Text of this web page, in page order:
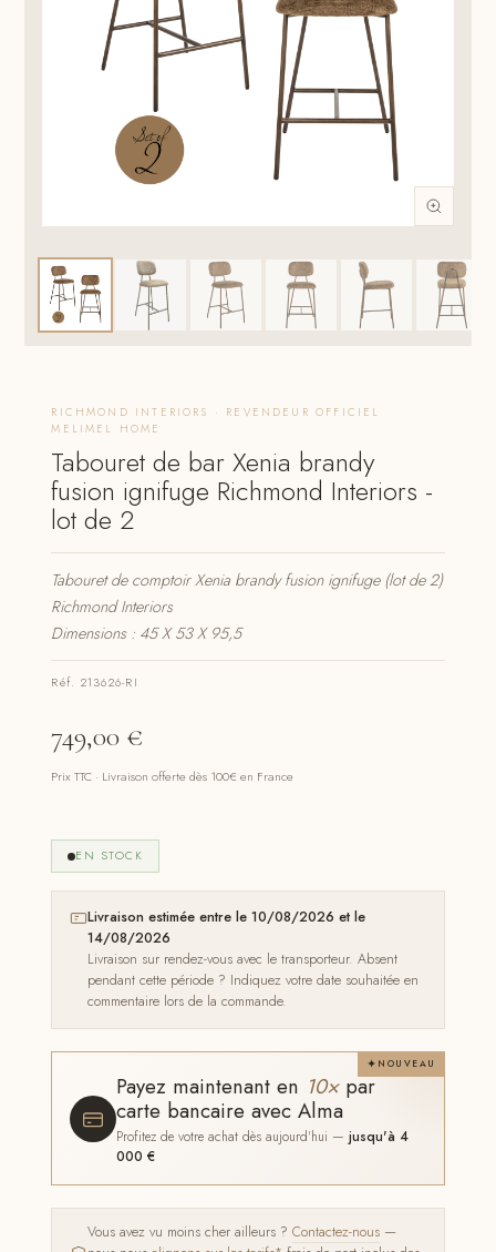
RICHMOND INTERIORS · REVENDEUR OFFICIEL
MELIMEL HOME
Tabouret de bar Xenia brandy
fusion ignifuge Richmond Interiors -
lot de 2
Tabouret de comptoir Xenia brandy fusion ignifuge (lot de 2)
Richmond Interiors
Dimensions : 45 X 53 X 95,5
Réf. 213626-RI
749,00 €
Prix TTC · Livraison offerte dès 100€ en France
EN STOCK
Livraison estimée entre le 10/08/2026 et le
14/08/2026
Livraison sur rendez-vous avec le transporteur. Absent
pendant cette période ? Indiquez votre date souhaitée en
commentaire lors de la commande.
NOUVEAU
Payez maintenant en 10×par
carte bancaire avec Alma
Profitez de votre achat dès aujourd'hui —jusqu'à 4
000 €
Vous avez vu moins cher ailleurs ?Contactez-nous —